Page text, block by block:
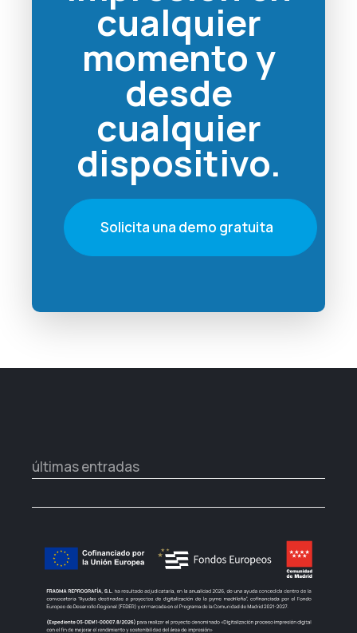
cualquier
momento y
desde
cualquier
dispositivo.
Solicita una demo gratuita
últimas entradas